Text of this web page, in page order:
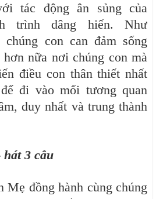
tác động ân sủng của
trình dâng hiến. Như
con can đảm sống
nữa nơi chúng con mà
điều con thân thiết nhất
đi vào mối tương quan
duy nhất và trung thành
3 câu
đồng hành cùng chúng